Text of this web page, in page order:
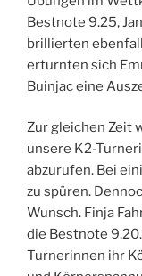
Bestnote 9.25,
brillierten
erturnten sich
Buinjac eine
Zur gleichen Zeit
unsere K2-
abzurufen. Bei
zu spüren.
Wunsch. Finja
die Bestnote
Turnerinnen ihr